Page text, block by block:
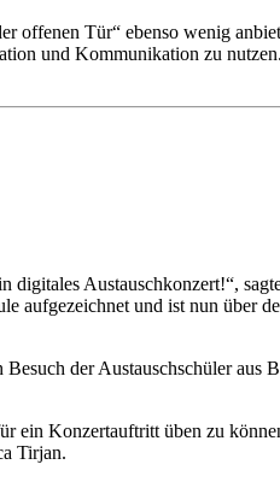
offenen Tür“ ebenso wenig
und Kommunikation zu
digitales Austauschkonzert!“,
aufgezeichnet und ist nun über
der Austauschschüler aus
ein Konzertauftritt üben zu
Tirjan.